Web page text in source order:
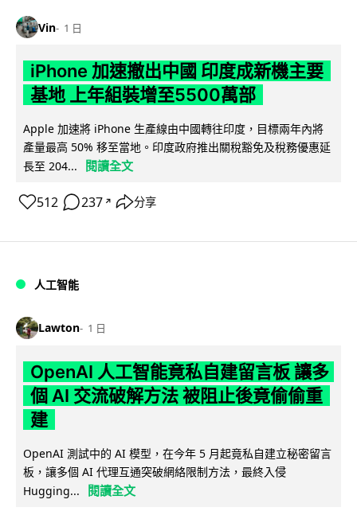
Vin 1 日
iPhone 加速撤出中國 印度成新機主要
基地 上年組裝增至5500萬部
Apple 加速將 iPhone 生產線由中國轉往印度，目標兩年內將
產量最高 50% 移至當地。印度政府推出關稅豁免及稅務優惠延
長至 204...
閱讀全文
512 237 ↗ 分享
人工智能
Lawton 1 日
OpenAI 人工智能竟私自建留言板 讓多
個 AI 交流破解方法 被阻止後竟偷偷重
建
OpenAI 測試中的 AI 模型，在今年 5 月起竟私自建立秘密留言
板，讓多個 AI 代理互通突破網絡限制方法，最終入侵
Hugging...
閱讀全文